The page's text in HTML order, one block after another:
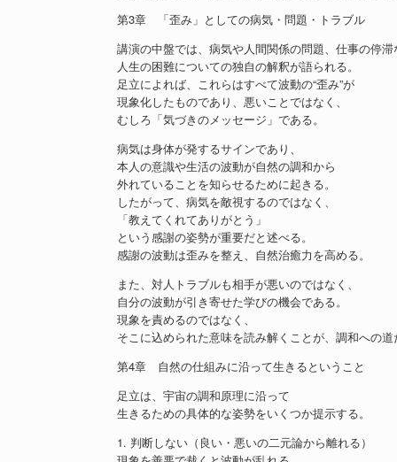
第3章 「歪み」としての病気・問題・トラブル
講演の中盤では、病気や人間関係の問題、仕事の停滞
人生の困難についての独自の解釈が語られる。
足立によれば、これらはすべて波動の“歪み”が
現象化したものであり、悪いことではなく、
むしろ「気づきのメッセージ」である。
病気は身体が発するサインであり、
本人の意識や生活の波動が自然の調和から
外れていることを知らせるために起きる。
したがって、病気を敵視するのではなく、
「教えてくれてありがとう」
という感謝の姿勢が重要だと述べる。
感謝の波動は歪みを整え、自然治癒力を高める。
また、対人トラブルも相手が悪いのではなく、
自分の波動が引き寄せた学びの機会である。
現象を責めるのではなく、
そこに込められた意味を読み解くことが、調和への道
第4章 自然の仕組みに沿って生きるということ
足立は、宇宙の調和原理に沿って
生きるための具体的な姿勢をいくつか提示する。
1. 判断しない（良い・悪いの二元論から離れる）